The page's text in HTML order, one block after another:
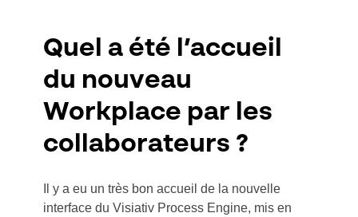
Quel a été l’accueil
du nouveau
Workplace par les
collaborateurs ?
Il y a eu un très bon accueil de la nouvelle
interface du Visiativ Process Engine, mis en